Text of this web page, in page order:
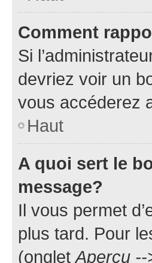
Comment
Si
devriez voir un
vous accéderez
Haut
A quoi sert le
message?
Il vous permet
plus tard. Pour
(ongletAperçu --